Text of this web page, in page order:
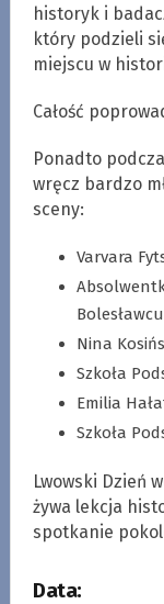
historyk i
który podzieli
miejscu w
Całość
Ponadto
wręcz bardzo
sceny:
Varvara
Bolesławcu
Nina
Szkoła
Emilia
Szkoła
Lwowski Dzień
żywa lekcja
spotkanie
Data: